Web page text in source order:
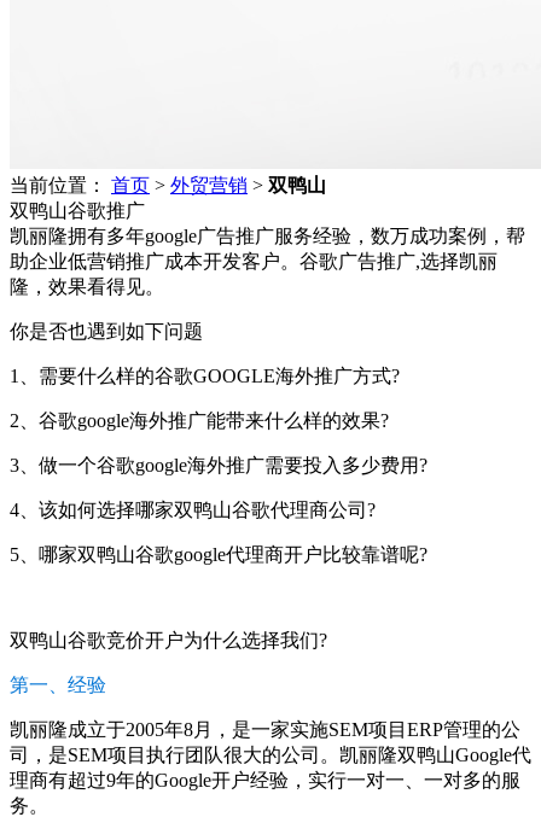
当前位置： 首页 > 外贸营销 > 双鸭山
双鸭山谷歌推广
凯丽隆拥有多年google广告推广服务经验，数万成功案例，帮
助企业低营销推广成本开发客户。谷歌广告推广,选择凯丽
隆，效果看得见。
你是否也遇到如下问题
1、需要什么样的谷歌GOOGLE海外推广方式?
2、谷歌google海外推广能带来什么样的效果?
3、做一个谷歌google海外推广需要投入多少费用?
4、该如何选择哪家双鸭山谷歌代理商公司?
5、哪家双鸭山谷歌google代理商开户比较靠谱呢?
双鸭山谷歌竞价开户为什么选择我们?
第一、经验
凯丽隆成立于2005年8月，是一家实施SEM项目ERP管理的公
司，是SEM项目执行团队很大的公司。凯丽隆双鸭山Google代
理商有超过9年的Google开户经验，实行一对一、一对多的服
务。